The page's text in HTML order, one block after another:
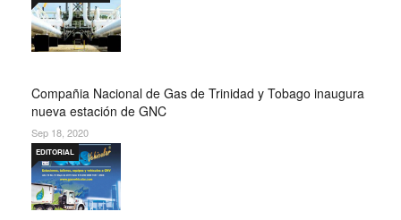
Compañia Nacional de Gas de Trinidad y Tobago inaugura
nueva estación de GNC
Sep 18, 2020
EDITORIAL